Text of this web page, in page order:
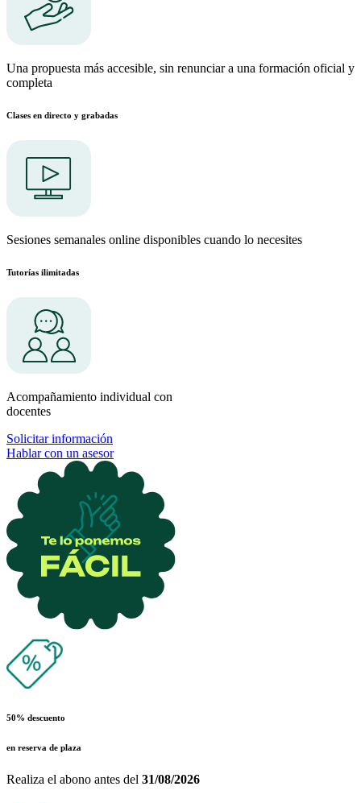
Una propuesta más accesible, sin renunciar a una formación oficial y
completa
Clases en directo y grabadas
Sesiones semanales online disponibles cuando lo necesites
Tutorías ilimitadas
Acompañamiento individual con
docentes
Solicitar información
Hablar con un asesor
50% descuento
en reserva de plaza
Realiza el abono antes del 31/08/2026